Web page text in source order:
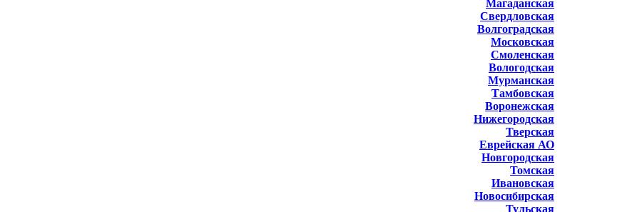
Магаданская
Свердловская
Волгоградская
Московская
Смоленская
Вологодская
Мурманская
Тамбовская
Воронежская
Нижегородская
Тверская
Еврейская АО
Новгородская
Томская
Ивановская
Новосибирская
Тульская